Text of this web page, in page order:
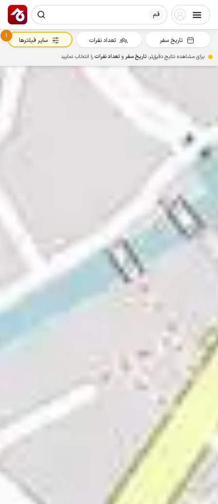
قم
تاریخ سفر تعداد نفرات
1
سایر فیلترها
برای مشاهده نتایج دقیق‌تر، تاریخ سفرو تعداد نفراترا انتخاب نمایید